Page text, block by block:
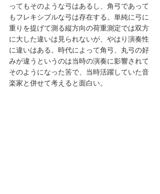
ってもそのような弓はあるし、角弓であって
もフレキシブルな弓は存在する。単純に弓に
重りを提げて測る縦方向の荷重測定では双方
に大した違いは見られないが、やはり演奏性
に違いはある。時代によって角弓、丸弓の好
みが違うというのは当時の演奏に影響されて
そのようになった筈で、当時活躍していた音
楽家と併せて考えると面白い。